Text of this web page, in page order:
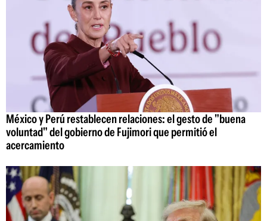
México y Perú restablecen relaciones: el gesto de "buena
voluntad" del gobierno de Fujimori que permitió el
acercamiento